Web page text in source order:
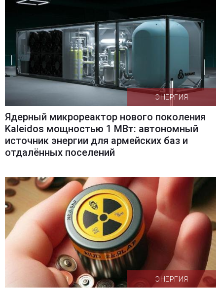
ЭНЕРГИЯ
Ядерный микрореактор нового поколения
Kaleidos мощностью 1 МВт: автономный
источник энергии для армейских баз и
отдалённых поселений
ЭНЕРГИЯ